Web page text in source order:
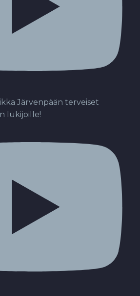
Järvenpään terveiset
lukijoille!